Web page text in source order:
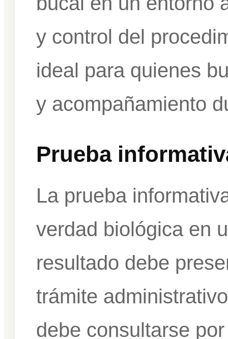
y control del
ideal para quienes
y acompañamiento
Prueba
La prueba
verdad biológica en
resultado debe
trámite
debe consultarse